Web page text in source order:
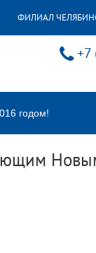
ФИЛИАЛ
+7
годом!